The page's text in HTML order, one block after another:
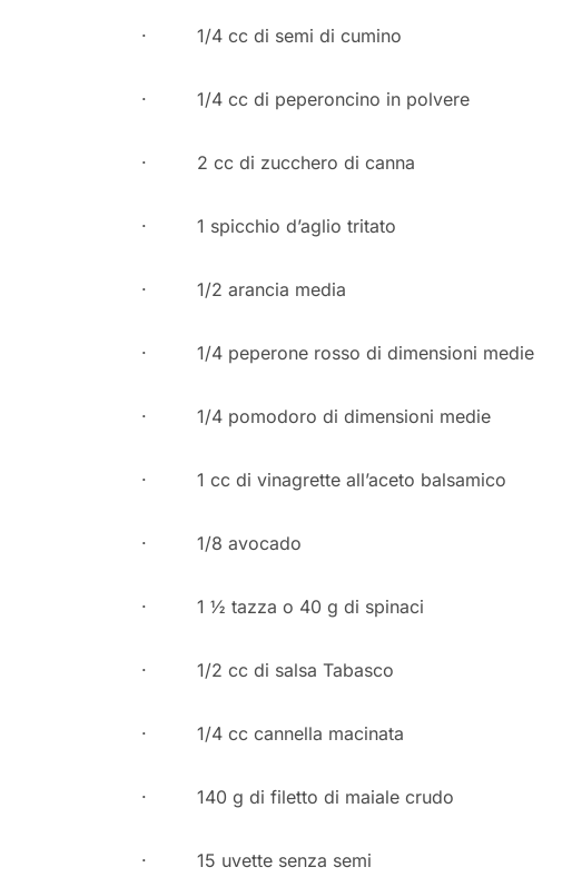
· 1/4 cc di semi di cumino
· 1/4 cc di peperoncino in polvere
· 2 cc di zucchero di canna
· 1 spicchio d’aglio tritato
· 1/2 arancia media
· 1/4 peperone rosso di dimensioni medie
· 1/4 pomodoro di dimensioni medie
· 1 cc di vinagrette all’aceto balsamico
· 1/8 avocado
· 1 ½ tazza o 40 g di spinaci
· 1/2 cc di salsa Tabasco
· 1/4 cc cannella macinata
· 140 g di filetto di maiale crudo
· 15 uvette senza semi